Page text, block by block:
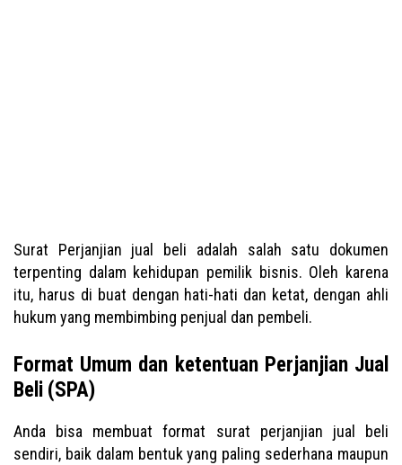
Surat Perjanjian jual beli adalah salah satu dokumen
terpenting dalam kehidupan pemilik bisnis. Oleh karena
itu, harus di buat dengan hati-hati dan ketat, dengan ahli
hukum yang membimbing penjual dan pembeli.
Format Umum dan ketentuan Perjanjian Jual
Beli (SPA)
Anda bisa membuat format surat perjanjian jual beli
sendiri, baik dalam bentuk yang paling sederhana maupun